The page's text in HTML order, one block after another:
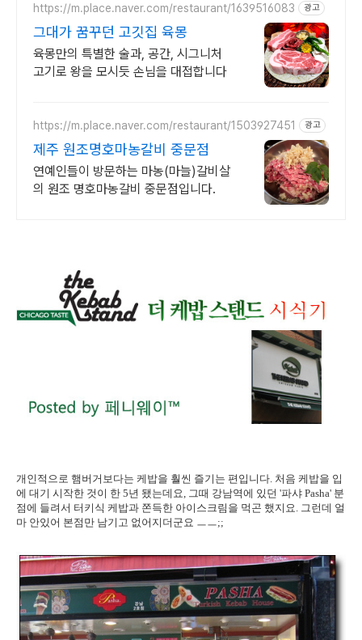
https://m.place.naver.com/restaurant/1639516083 광고
그대가 꿈꾸던 고깃집 육몽
육몽만의 특별한 술과, 공간, 시그니처
고기로 왕을 모시듯 손님을 대접합니다
https://m.place.naver.com/restaurant/1503927451 광고
제주 원조명호마농갈비 중문점
연예인들이 방문하는 마농(마늘)갈비살
의 원조 명호마농갈비 중문점입니다.
개인적으로 햄버거보다는 케밥을 훨씬 즐기는 편입니다. 처음 케밥을 입
에 대기 시작한 것이 한 5년 됐는데요, 그때 강남역에 있던 '파샤 Pasha' 분
점에 들려서 터키식 케밥과 쫀득한 아이스크림을 먹곤 했지요. 그런데 얼
마 안있어 본점만 남기고 없어지더군요 ㅡㅡ;;